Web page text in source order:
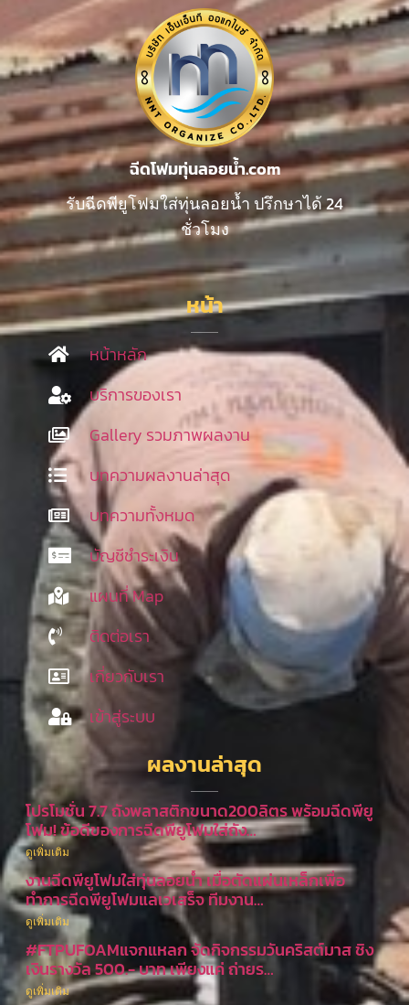
ฉีดโฟมทุ่นลอยน้ำ.com
รับฉีดพียูโฟมใส่ทุ่นลอยน้ำ ปรึกษาได้ 24
ชั่วโมง
หน้า
หน้าหลัก
บริการของเรา
Gallery รวมภาพผลงาน
บทความผลงานล่าสุด
บทความทั้งหมด
บัญชีชำระเงิน
แผนที่ Map
ติดต่อเรา
เกี่ยวกับเรา
เข้าสู่ระบบ
ผลงานล่าสุด
โปรโมชั่น 7.7 ถังพลาสติกขนาด200ลิตร พร้อมฉีดพียู
โฟม! ข้อดีของการฉีดพียูโฟมใส่ถัง…
ดูเพิ่มเติม
งานฉีดพียูโฟมใส่ทุ่นลอยน้ำ เมื่อตัดแผ่นเหล็กเพื่อ
ทำการฉีดพียูโฟมแลเวเสร็จ ทีมงาน…
ดูเพิ่มเติม
#FTPUFOAMแจกแหลก จัดกิจกรรมวันคริสต์มาส ชิง
เงินรางวัล 500.- บาท เพียงแค่ ถ่ายร…
ดูเพิ่มเติม